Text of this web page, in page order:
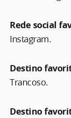
Rede social
Instagram.
Destino
Trancoso.
Destino